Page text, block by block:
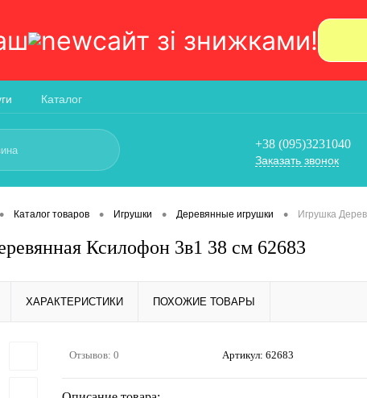
сайт зi знижками!
Каталог
+38 (095)3231040
Заказать звонок
• Каталог товаров • Игрушки • Деревянные игрушки • Игрушка
Ксилофон 3в1 38 см 62683
ХАРАКТЕРИСТИКИ ПОХОЖИЕ ТОВАРЫ
Отзывов: 0 Артикул: 62683